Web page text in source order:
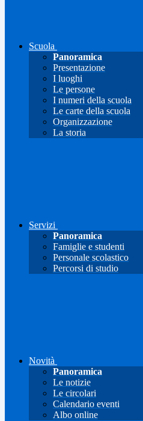
Scuola
Panoramica
Presentazione
I luoghi
Le persone
I numeri della scuola
Le carte della scuola
Organizzazione
La storia
Servizi
Panoramica
Famiglie e studenti
Personale scolastico
Percorsi di studio
Novità
Panoramica
Le notizie
Le circolari
Calendario eventi
Albo online